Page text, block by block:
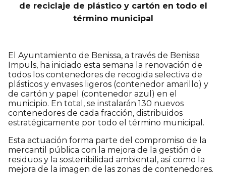
de reciclaje de plástico y cartón en todo el
término municipal
El Ayuntamiento de Benissa, a través de Benissa
Impuls, ha iniciado esta semana la renovación de
todos los contenedores de recogida selectiva de
plásticos y envases ligeros (contenedor amarillo) y
de cartón y papel (contenedor azul) en el
municipio. En total, se instalarán 130 nuevos
contenedores de cada fracción, distribuidos
estratégicamente por todo el término municipal.
Esta actuación forma parte del compromiso de la
mercantil pública con la mejora de la gestión de
residuos y la sostenibilidad ambiental, así como la
mejora de la imagen de las zonas de contenedores.